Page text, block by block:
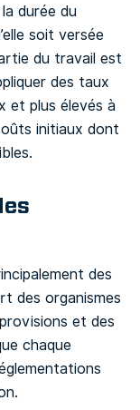
durée du
soit versée
du travail est
des taux
et plus élevés à
initiaux dont
des
des organismes
et des
chaque